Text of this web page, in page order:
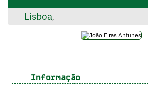
Lisboa,
Informação